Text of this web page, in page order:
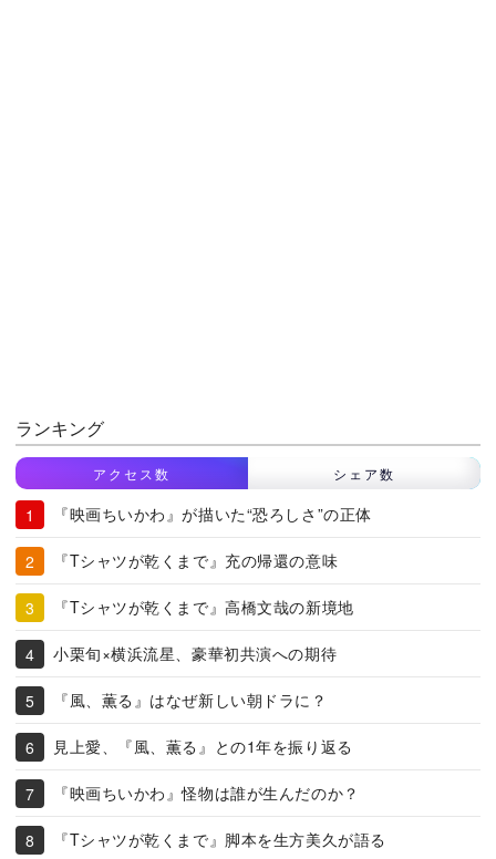
ランキング
アクセス数 シェア数
『映画ちいかわ』が描いた“恐ろしさ”の正体
『Tシャツが乾くまで』充の帰還の意味
『Tシャツが乾くまで』高橋文哉の新境地
小栗旬×横浜流星、豪華初共演への期待
『風、薫る』はなぜ新しい朝ドラに？
見上愛、『風、薫る』との1年を振り返る
『映画ちいかわ』怪物は誰が生んだのか？
『Tシャツが乾くまで』脚本を生方美久が語る